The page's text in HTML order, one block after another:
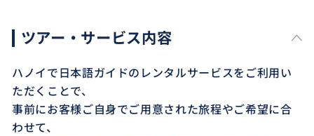
ツアー・サービス内容
ハノイで日本語ガイドのレンタルサービスをご利用い
ただくことで、
事前にお客様ご自身でご用意された旅程やご希望に合
わせて、